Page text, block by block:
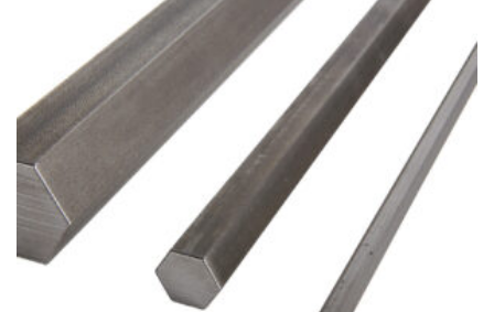
Varianten
auf.
Optionen
können
Produktseite
gewählt
werden